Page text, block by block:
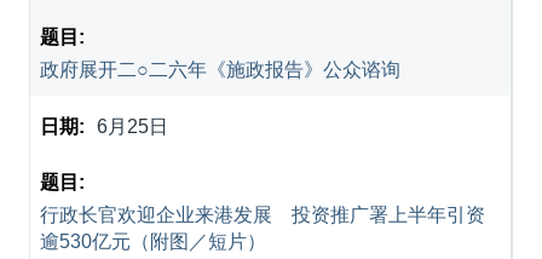
政府展开二○二六年《施政报告》公众谘询
6月25日
行政长官欢迎企业来港发展 投资推广署上半年引资
逾530亿元（附图／短片）